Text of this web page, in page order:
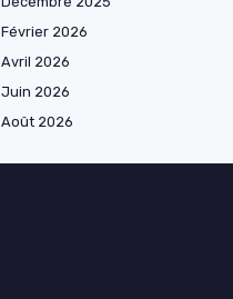
Février 2026
Avril 2026
Juin 2026
Août 2026